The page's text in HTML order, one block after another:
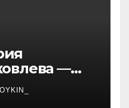
—
и
жизни